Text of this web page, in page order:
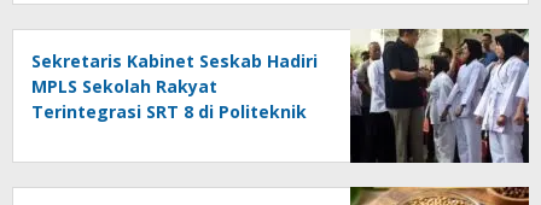
Sekretaris Kabinet Seskab Hadiri
MPLS Sekolah Rakyat
Terintegrasi SRT 8 di Politeknik